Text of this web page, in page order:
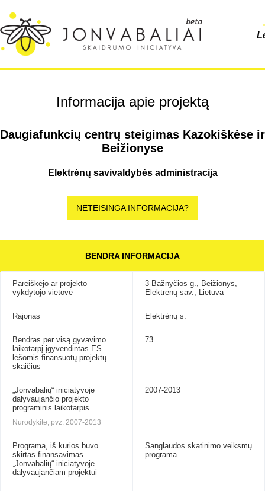
Informacija apie projektą
Daugiafunkcių centrų steigimas Kazokiškėse ir
Beižionyse
Elektrėnų savivaldybės administracija
NETEISINGA INFORMACIJA?
BENDRA INFORMACIJA
Pareiškėjo ar projekto
vykdytojo vietovė
3 Bažnyčios g., Beižionys,
Elektrėnų sav., Lietuva
Rajonas Elektrėnų s.
Bendras per visą gyvavimo
laikotarpį įgyvendintas ES
lėšomis finansuotų projektų
skaičius
73
„Jonvabalių“ iniciatyvoje
dalyvaujančio projekto
programinis laikotarpis
Nurodykite, pvz. 2007-2013
2007-2013
Programa, iš kurios buvo
skirtas finansavimas
„Jonvabalių“ iniciatyvoje
dalyvaujančiam projektui
Sanglaudos skatinimo veiksmų
programa